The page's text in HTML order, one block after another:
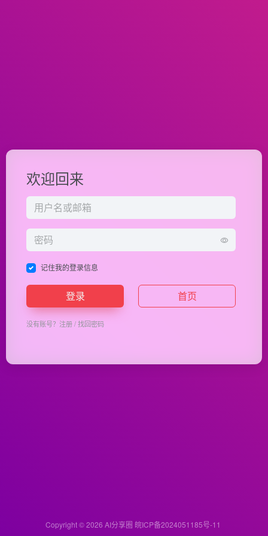
欢迎回来
记住我的登录信息
登录 首页
没有账号？ 注册/找回密码
Copyright © 2026 AI分享圈 皖ICP备2024051185号-11